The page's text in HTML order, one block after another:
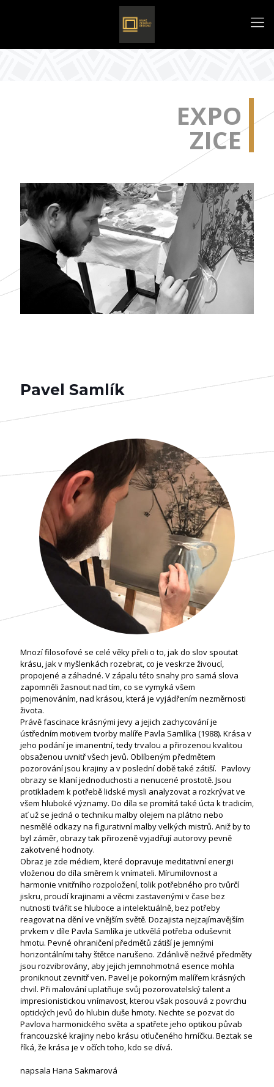
EXPO
ZICE
Pavel Samlík
Mnozí filosofové se celé věky přeli o to, jak do slov spoutat
krásu, jak v myšlenkách rozebrat, co je veskrze živoucí,
propojené a záhadné. V zápalu této snahy pro samá slova
zapomněli žasnout nad tím, co se vymyká všem
pojmenováním, nad krásou, která je vyjádřením nezměrnosti
života.
Právě fascinace krásnými jevy a jejich zachycování je
ústředním motivem tvorby malíře Pavla Samlíka (1988). Krása v
jeho podání je imanentní, tedy trvalou a přirozenou kvalitou
obsaženou uvnitř všech jevů. Oblíbeným předmětem
pozorování jsou krajiny a v poslední době také zátiší. Pavlovy
obrazy se klaní jednoduchosti a nenucené prostotě. Jsou
protikladem k potřebě lidské mysli analyzovat a rozkrývat ve
všem hluboké významy. Do díla se promítá také úcta k tradicím,
ať už se jedná o techniku malby olejem na plátno nebo
nesmělé odkazy na figurativní malby velkých mistrů. Aniž by to
byl záměr, obrazy tak přirozeně vyjadřují autorovy pevně
zakotvené hodnoty.
Obraz je zde médiem, které dopravuje meditativní energii
vloženou do díla směrem k vnímateli. Mírumilovnost a
harmonie vnitřního rozpoložení, tolik potřebného pro tvůrčí
jiskru, proudí krajinami a věcmi zastavenými v čase bez
nutnosti tvářit se hluboce a intelektuálně, bez potřeby
reagovat na dění ve vnějším světě. Dozajista nejzajímavějším
prvkem v díle Pavla Samlíka je utkvělá potřeba oduševnit
hmotu. Pevné ohraničení předmětů zátiší je jemnými
horizontálními tahy štětce narušeno. Zdánlivě neživé předměty
jsou rozvibrovány, aby jejich jemnohmotná esence mohla
proniknout zevnitř ven. Pavel je pokorným malířem krásných
chvil. Při malování uplatňuje svůj pozorovatelský talent a
impresionistickou vnímavost, kterou však posouvá z povrchu
optických jevů do hlubin duše hmoty. Nechte se pozvat do
Pavlova harmonického světa a spatřete jeho optikou půvab
francouzské krajiny nebo krásu otlučeného hrníčku. Beztak se
říká, že krása je v očích toho, kdo se dívá.
napsala Hana Sakmarová